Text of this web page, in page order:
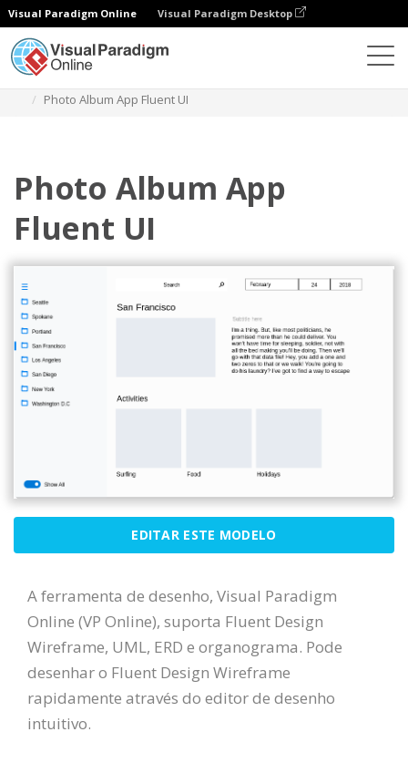
Visual Paradigm Online Visual Paradigm Desktop
Photo Album App Fluent UI
Photo Album App
Fluent UI
EDITAR ESTE MODELO
A ferramenta de desenho, Visual Paradigm
Online (VP Online), suporta Fluent Design
Wireframe, UML, ERD e organograma. Pode
desenhar o Fluent Design Wireframe
rapidamente através do editor de desenho
intuitivo.